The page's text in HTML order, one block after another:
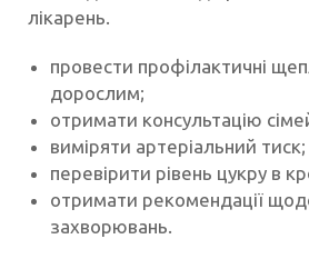
лікарень.
провести профілактичні
дорослим;
отримати консультацію
виміряти артеріальний тиск;
перевірити рівень цукру в
отримати рекомендації
захворювань.